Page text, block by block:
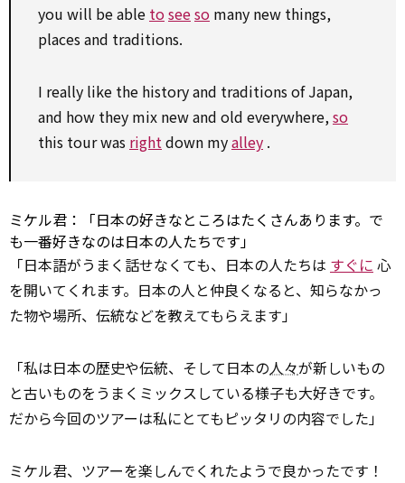
you will be able toseeso many new things,
places and traditions.
I really like the history and traditions of Japan,
and how they mix new and old everywhere, so
this tour was right down myalley .
ミケル君：「日本の好きなところはたくさんあります。で
も一番好きなのは日本の人たちです」
「日本語がうまく話せなくても、日本の人たちは すぐに 心
を開いてくれます。日本の人と仲良くなると、知らなかっ
た物や場所、伝統などを教えてもらえます」
「私は日本の歴史や伝統、そして日本の人々が新しいもの
と古いものをうまくミックスしている様子も大好きです。
だから今回のツアーは私にとてもピッタリの内容でした」
ミケル君、ツアーを楽しんでくれたようで良かったです！